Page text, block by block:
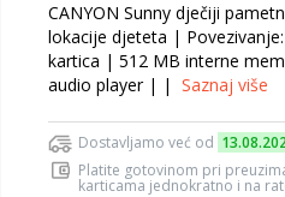
CANYON Sunny dječiji
lokacije djeteta |
kartica | 512 MB interne
audio player | | Saznaj više
Dostavljamo već od
Platite gotovinom pri
karticama jednokratno i na